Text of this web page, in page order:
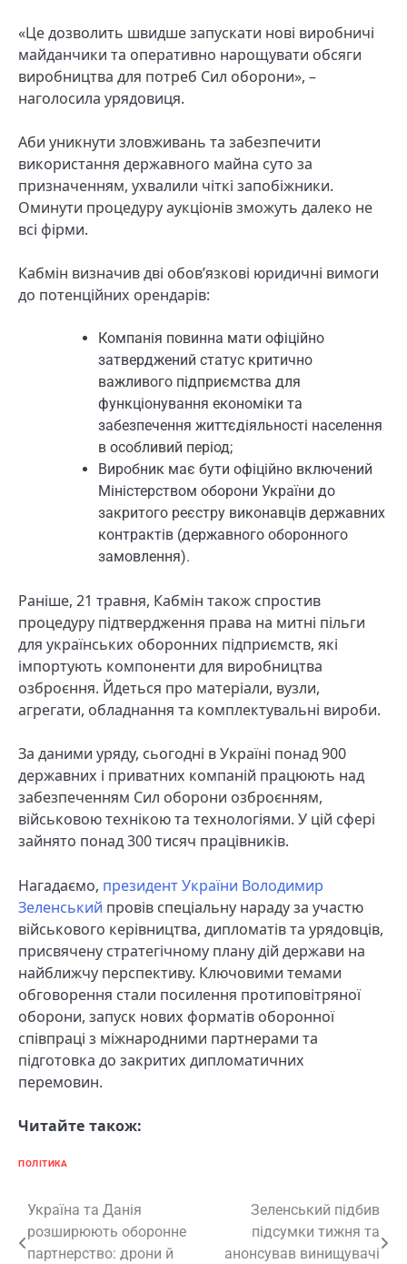
«Це дозволить швидше запускати нові виробничі
майданчики та оперативно нарощувати обсяги
виробництва для потреб Сил оборони», –
наголосила урядовиця.
Аби уникнути зловживань та забезпечити
використання державного майна суто за
призначенням, ухвалили чіткі запобіжники.
Оминути процедуру аукціонів зможуть далеко не
всі фірми.
Кабмін визначив дві обов’язкові юридичні вимоги
до потенційних орендарів:
Компанія повинна мати офіційно
затверджений статус критично
важливого підприємства для
функціонування економіки та
забезпечення життєдіяльності населення
в особливий період;
Виробник має бути офіційно включений
Міністерством оборони України до
закритого реєстру виконавців державних
контрактів (державного оборонного
замовлення).
Раніше, 21 травня, Кабмін також спростив
процедуру підтвердження права на митні пільги
для українських оборонних підприємств, які
імпортують компоненти для виробництва
озброєння. Йдеться про матеріали, вузли,
агрегати, обладнання та комплектувальні вироби.
За даними уряду, сьогодні в Україні понад 900
державних і приватних компаній працюють над
забезпеченням Сил оборони озброєнням,
військовою технікою та технологіями. У цій сфері
зайнято понад 300 тисяч працівників.
Нагадаємо, президент України Володимир
Зеленський провів спеціальну нараду за участю
військового керівництва, дипломатів та урядовців,
присвячену стратегічному плану дій держави на
найближчу перспективу. Ключовими темами
обговорення стали посилення протиповітряної
оборони, запуск нових форматів оборонної
співпраці з міжнародними партнерами та
підготовка до закритих дипломатичних
перемовин.
Читайте також:
ПОЛІТИКА
Навігація
записів
Україна та Данія
розширюють оборонне
партнерство: дрони й
Зеленський підбив
підсумки тижня та
анонсував винищувачі